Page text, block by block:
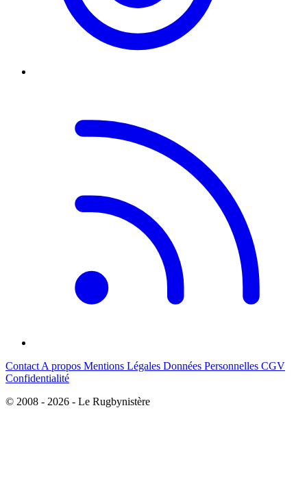
Contact A propos Mentions Légales Données Personnelles CGV
Confidentialité
© 2008 - 2026 - Le Rugbynistère